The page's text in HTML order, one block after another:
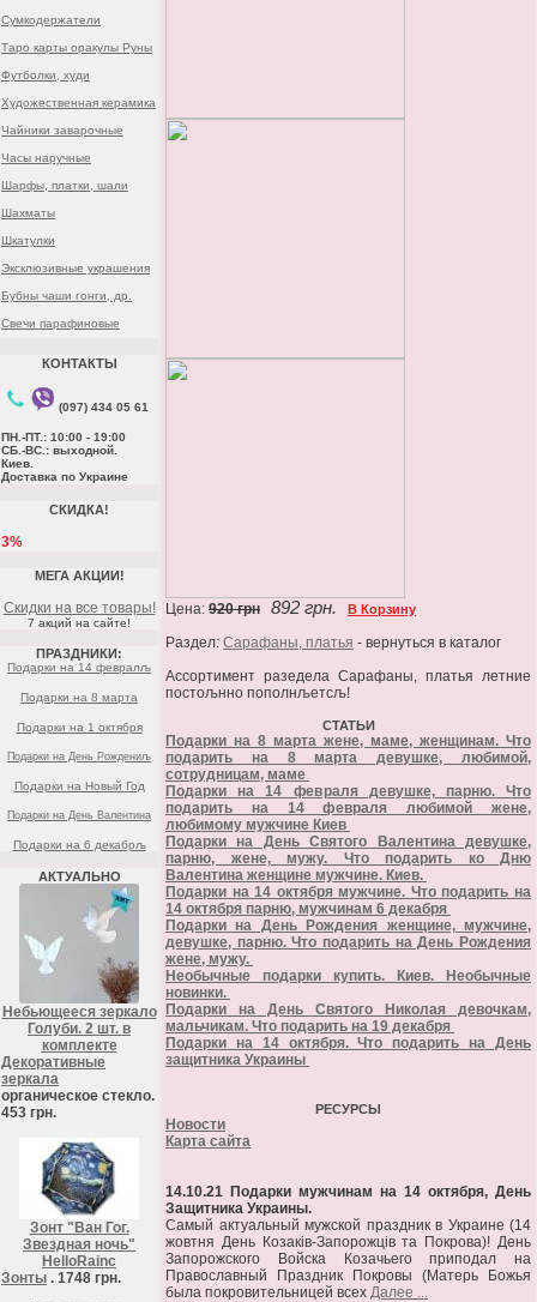
Сумкодержатели
Таро карты оракулы Руны
Футболки, худи
Художественная керамика
Чайники заварочные
Часы наручные
Шарфы, платки, шали
Шахматы
Шкатулки
Эксклюзивные украшения
Бубны чаши гонги, др.
Свечи парафиновые
КОНТАКТЫ
(097) 434 05 61
ПН.-ПТ.: 10:00 - 19:00
СБ.-ВС.: выходной.
Киев.
Доставка по Украине
СКИДКА!
3%
МЕГА АКЦИИ!
Скидки на все товары!
7 акций на сайте!
ПРАЗДНИКИ:
Подарки на 14 февралљ
Подарки на 8 марта
Подарки на 1 октября
Подарки на День Рождениљ
Подарки на Новый Год
Подарки на День Валентина
Подарки на 6 декабрљ
АКТУАЛЬНО
Небьющееся зеркало
Голуби. 2 шт. в
комплекте
Декоративные
зеркала
органическое стекло.
453 грн.
Зонт "Ван Гог.
Звездная ночь"
HelloRainc
Зонты . 1748 грн.
Цена: 920 грн 892 грн. В Корзину
Раздел: Сарафаны, платья - вернуться в каталог
Ассортимент разедела Сарафаны, платья летние
постољнно пополнљетсљ!
СТАТЬИ
Подарки на 8 марта жене, маме, женщинам. Что
подарить на 8 марта девушке, любимой,
сотрудницам, маме
Подарки на 14 февраля девушке, парню. Что
подарить на 14 февраля любимой жене,
любимому мужчине Киев
Подарки на День Святого Валентина девушке,
парню, жене, мужу. Что подарить ко Дню
Валентина женщине мужчине. Киев.
Подарки на 14 октября мужчине. Что подарить на
14 октября парню, мужчинам 6 декабря
Подарки на День Рождения женщине, мужчине,
девушке, парню. Что подарить на День Рождения
жене, мужу.
Необычные подарки купить. Киев. Необычные
новинки.
Подарки на День Святого Николая девочкам,
мальчикам. Что подарить на 19 декабря
Подарки на 14 октября. Что подарить на День
защитника Украины
РЕСУРСЫ
Новости
Карта сайта
14.10.21 Подарки мужчинам на 14 октября, День
Защитника Украины.
Самый актуальный мужской праздник в Украине (14
жовтня День Козаків-Запорожців та Покрова)! День
Запорожского Войска Козачьего приподал на
Православный Праздник Покровы (Матерь Божья
была покровительницей всех Далее ...